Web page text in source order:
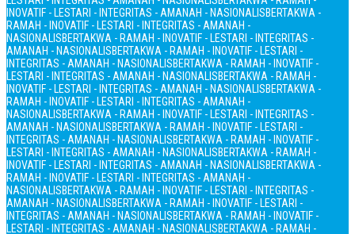
INOVATIF - LESTARI - INTEGRITAS - AMANAH - NASIONALISBERTAKWA -
RAMAH - INOVATIF - LESTARI - INTEGRITAS - AMANAH -
NASIONALISBERTAKWA - RAMAH - INOVATIF - LESTARI - INTEGRITAS -
AMANAH - NASIONALISBERTAKWA - RAMAH - INOVATIF - LESTARI -
INTEGRITAS - AMANAH - NASIONALISBERTAKWA - RAMAH - INOVATIF -
LESTARI - INTEGRITAS - AMANAH - NASIONALISBERTAKWA - RAMAH -
INOVATIF - LESTARI - INTEGRITAS - AMANAH - NASIONALISBERTAKWA -
RAMAH - INOVATIF - LESTARI - INTEGRITAS - AMANAH -
NASIONALISBERTAKWA - RAMAH - INOVATIF - LESTARI - INTEGRITAS -
AMANAH - NASIONALISBERTAKWA - RAMAH - INOVATIF - LESTARI -
INTEGRITAS - AMANAH - NASIONALISBERTAKWA - RAMAH - INOVATIF -
LESTARI - INTEGRITAS - AMANAH - NASIONALISBERTAKWA - RAMAH -
INOVATIF - LESTARI - INTEGRITAS - AMANAH - NASIONALISBERTAKWA -
RAMAH - INOVATIF - LESTARI - INTEGRITAS - AMANAH -
NASIONALISBERTAKWA - RAMAH - INOVATIF - LESTARI - INTEGRITAS -
AMANAH - NASIONALISBERTAKWA - RAMAH - INOVATIF - LESTARI -
INTEGRITAS - AMANAH - NASIONALISBERTAKWA - RAMAH - INOVATIF -
LESTARI - INTEGRITAS - AMANAH - NASIONALISBERTAKWA - RAMAH -